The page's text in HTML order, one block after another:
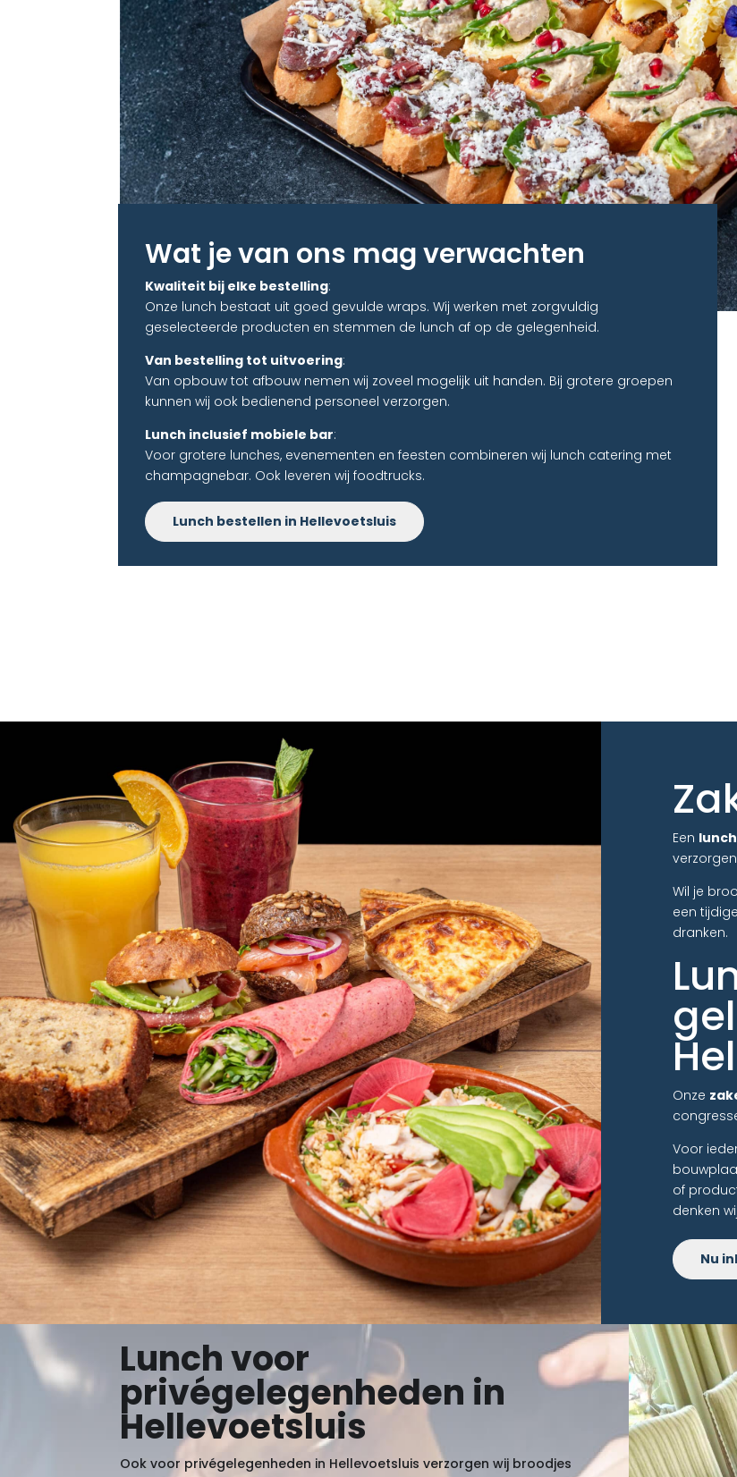
Wat je van ons mag verwachten
Kwaliteit bij elke bestelling:
Onze lunch bestaat uit goed gevulde wraps. Wij werken met zorgvuldig
geselecteerde producten en stemmen de lunch af op de gelegenheid.
Van bestelling tot uitvoering:
Van opbouw tot afbouw nemen wij zoveel mogelijk uit handen. Bij grotere groepen
kunnen wij ook bedienend personeel verzorgen.
Lunch inclusief mobiele bar:
Voor grotere lunches, evenementen en feesten combineren wij lunch catering met
champagnebar. Ook leveren wij foodtrucks.
Lunch bestellen in Hellevoetsluis
Een
Wil je
een
dranken.
Onze
Voor
of
denken
Nu
Lunch voor
privégelegenheden in
Hellevoetsluis
Ook voor privégelegenheden in Hellevoetsluis verzorgen wij broodjes